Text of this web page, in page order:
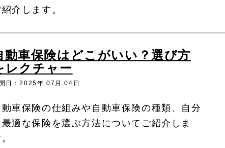
介します。
動車保険はどこがいい？選び方
レクチャー
日：2025年 07月 04日
車保険の仕組みや自動車保険の種類、自分
適な保険を選ぶ方法についてご紹介しま